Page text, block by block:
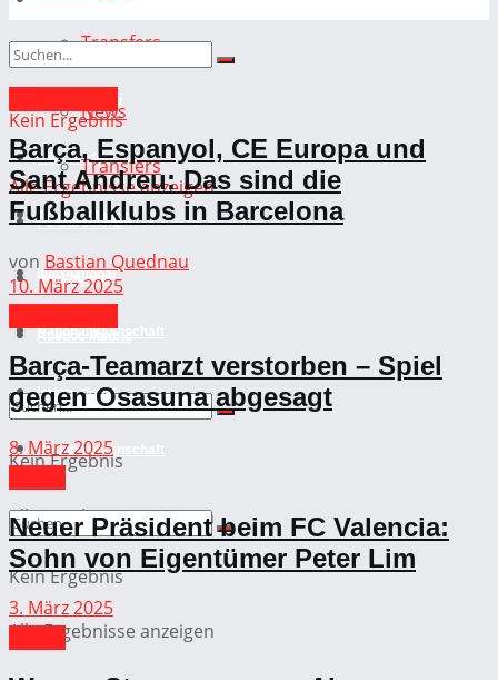
Transfers
Real Madrid
Atletico Madrid
International
Nationalmannschaft
Kein Ergebnis
Alle Ergebnisse anzeigen
La Liga
News
Transfers
FC Barcelona
Real Madrid
International
Nationalmannschaft
Kein Ergebnis
Alle Ergebnisse anzeigen
Kein Ergebnis
Alle Ergebnisse anzeigen
Barça, Espanyol, CE Europa und
Sant Andreu: Das sind die
Fußballklubs in Barcelona
von Bastian Quednau
10. März 2025
Barça-Teamarzt verstorben – Spiel
gegen Osasuna abgesagt
8. März 2025
Neuer Präsident beim FC Valencia:
Sohn von Eigentümer Peter Lim
3. März 2025